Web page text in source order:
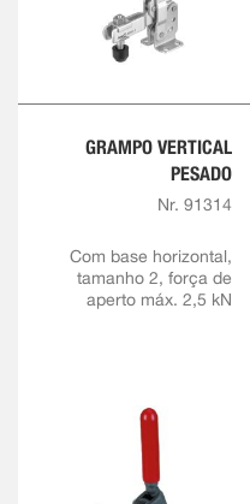
GRAMPO VERTICAL
PESADO
Nr. 91314
Com base horizontal,
tamanho 2, força de
aperto máx. 2,5 kN